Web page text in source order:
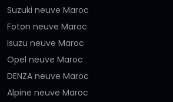
Suzuki neuve Maroc
Foton neuve Maroc
Isuzu neuve Maroc
Opel neuve Maroc
DENZA neuve Maroc
Alpine neuve Maroc